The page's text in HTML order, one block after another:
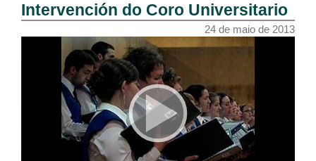
Intervención do Coro Universitario
24 de maio de 2013